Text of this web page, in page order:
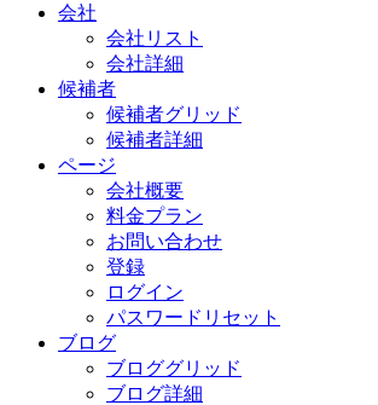
会社
会社リスト
会社詳細
候補者
候補者グリッド
候補者詳細
ページ
会社概要
料金プラン
お問い合わせ
登録
ログイン
パスワードリセット
ブログ
ブロググリッド
ブログ詳細